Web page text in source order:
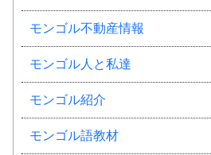
モンゴル不動産情報
モンゴル人と私達
モンゴル紹介
モンゴル語教材